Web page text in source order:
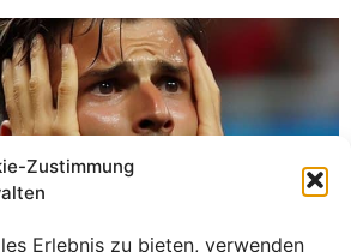
Zustimmung
Erlebnis zu bieten, verwenden